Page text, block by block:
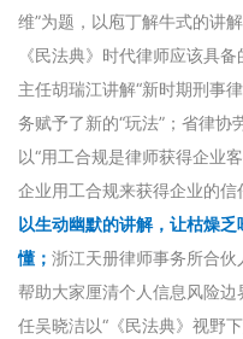
维”为题，以庖丁解牛式的讲
《民法典》时代律师应该具
主任胡瑞江讲解“新时期刑事
务赋予了新的“玩法”；省律
以“用工合规是律师获得企业
企业用工合规来获得企业的信
以生动幽默的讲解，让枯燥
懂； 浙江天册律师事务所合伙
帮助大家厘清个人信息风险
任吴晓洁以“《民法典》视野